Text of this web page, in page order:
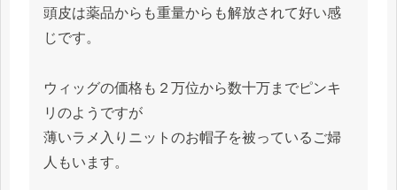
頭皮は薬品からも重量からも解放されて好い感
じです。
ウィッグの価格も２万位から数十万までピンキ
リのようですが
薄いラメ入りニットのお帽子を被っているご婦
人もいます。